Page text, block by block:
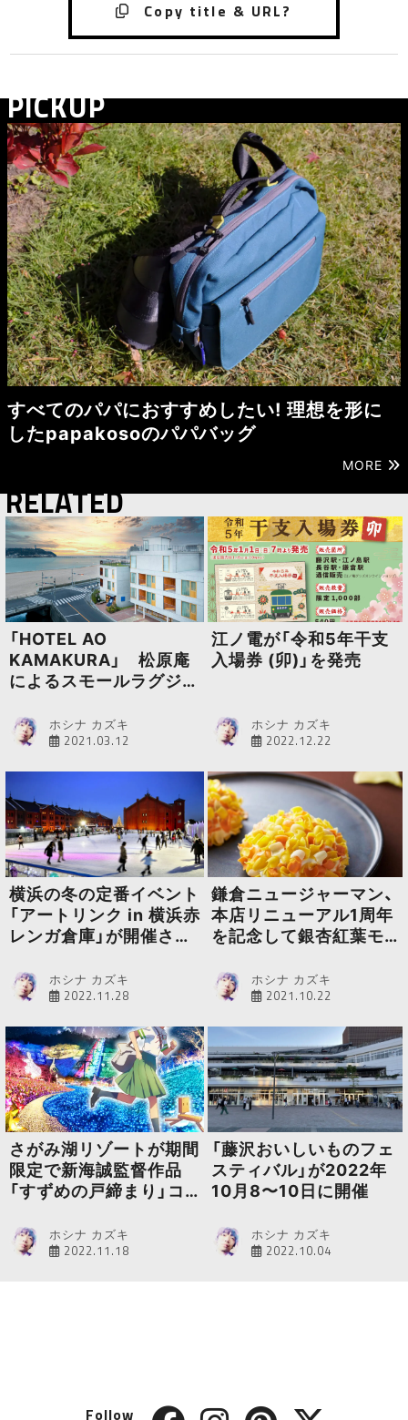
PICKUP
すべてのパパにおすすめしたい! 理想を形に
したpapakosoのパパバッグ
MORE
RELATED
「HOTEL AO
KAMAKURA」 松原庵
によるスモールラグジュ
ホシナ カズキ
2021.03.12
江ノ電が「令和5年干支
入場券 (卯)」を発売
ホシナ カズキ
2022.12.22
横浜の冬の定番イベント
「アートリンク in 横浜赤
レンガ倉庫」が開催され
ホシナ カズキ
2022.11.28
鎌倉ニュージャーマン、
本店リニューアル1周年
を記念して銀杏紅葉モ
を発売ホシナ カズキ
2021.10.22
さがみ湖リゾートが期間
限定で新海誠監督作品
「すずめの戸締まり」コ
ホシナ カズキ
2022.11.18
「藤沢おいしいものフェ
スティバル」が2022年
10月8〜10日に開催
ホシナ カズキ
2022.10.04
Follow